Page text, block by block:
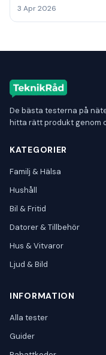
3 Apr 2026
De bästa testerna på
hitta rätt produkt genom
KATEGORIER
Familj & Hälsa
Hushåll
Bil & Fritid
Datorer & Tillbehör
Hus & Vitvaror
Ljud & Bild
INFORMATION
Alla tester
Guider